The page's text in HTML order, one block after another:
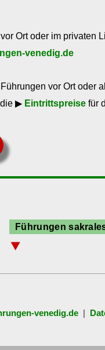
Ort oder im privaten
venedig.de
vor Ort oder
die ▶ Eintrittspreisefür
Führungen
⯆
Venedig und
venedig.de